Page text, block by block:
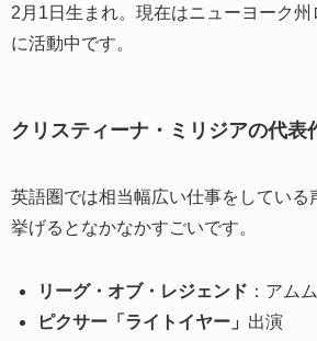
2月1日生まれ。現在はニューヨーク
に活動中です。
クリスティーナ・ミリジアの代表
英語圏では相当幅広い仕事をしている
挙げるとなかなかすごいです。
リーグ・オブ・レジェンド ：アム
ピクサー「ライトイヤー」 出演